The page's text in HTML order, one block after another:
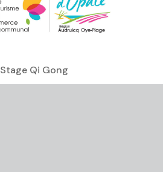
Stage Qi Gong